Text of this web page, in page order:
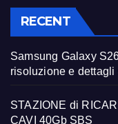
RECENT
Samsung Galaxy
risoluzione e dettagli
STAZIONE di
CAVI 40Gb SBS